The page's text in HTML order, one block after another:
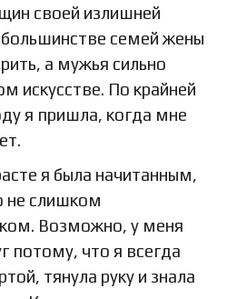
своей излишней
семей жены
а мужья сильно
искусстве. По крайней
я пришла, когда мне
я была начитанным,
не слишком
Возможно, у меня
потому, что я всегда
тянула руку и знала